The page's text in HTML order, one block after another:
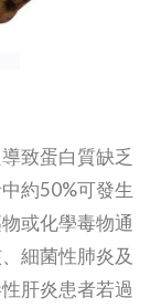
致蛋白質缺乏
約50%可發生
或化學毒物通
細菌性肺炎及
肝炎患者若過